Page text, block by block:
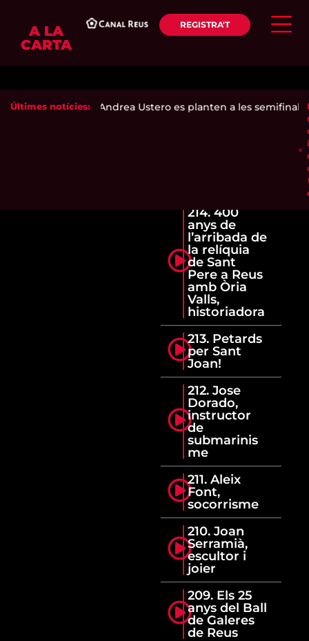
A LA
CARTA
REGISTRA'T
Últimes notícies:
Ari Sánchez i Andrea Ustero es planten a les semifinals
214. 400
anys de
l’arribada de
la relíquia
de Sant
Pere a Reus
amb Òria
Valls,
historiadora
213. Petards
per Sant
Joan!
212. Jose
Dorado,
instructor
de
submarinis
me
211. Aleix
Font,
socorrisme
210. Joan
Serramià,
escultor i
joier
209. Els 25
anys del Ball
de Galeres
de Reus